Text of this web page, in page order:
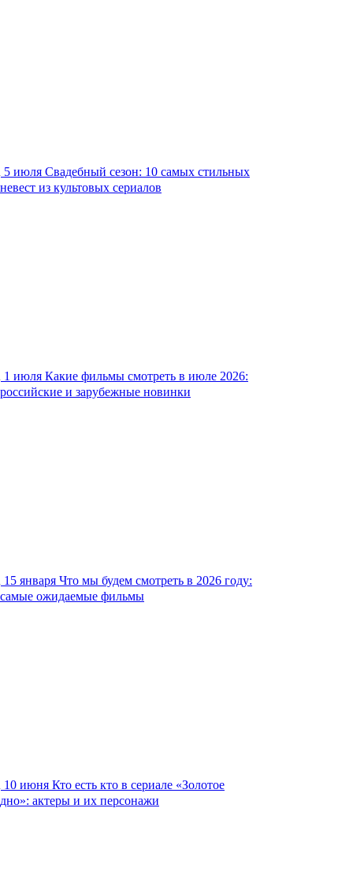
5 июля Свадебный сезон: 10 самых стильных
невест из культовых сериалов
1 июля Какие фильмы смотреть в июле 2026:
российские и зарубежные новинки
15 января Что мы будем смотреть в 2026 году:
самые ожидаемые фильмы
10 июня Кто есть кто в сериале «Золотое
дно»: актеры и их персонажи